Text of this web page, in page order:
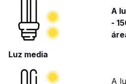
Luz media
A
-
A